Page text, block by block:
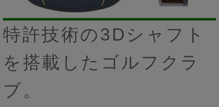
特許技術の3Dシャフト
を搭載したゴルフクラ
ブ。